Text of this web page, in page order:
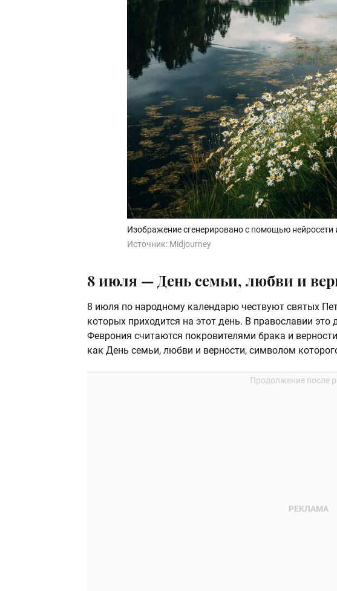
Изображение сгенерировано с помощью нейросети
Источник: Midjourney
8 июля — День семьи, любви и
8 июля по народному календарю чествуют святых
которых приходится на этот день. В православии это
Феврония считаются покровителями брака и
как День семьи, любви и верности, символом